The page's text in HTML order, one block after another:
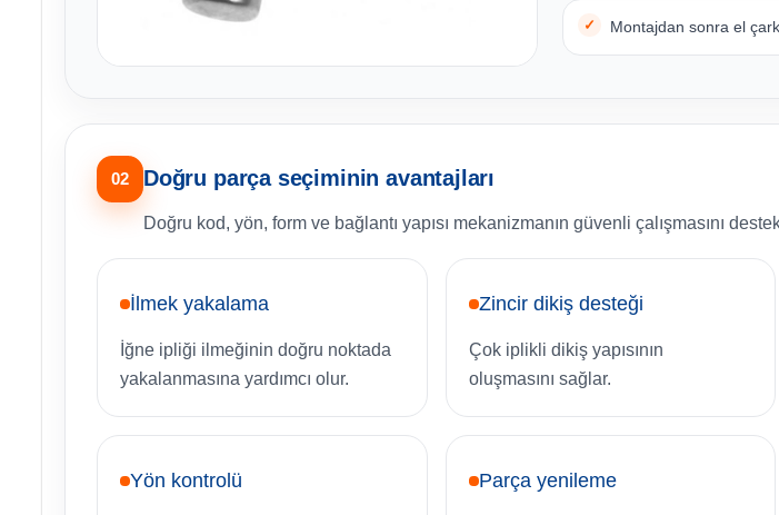
Montajdan sonra el
02 Doğru parça seçiminin avantajları
Doğru kod, yön, form ve bağlantı yapısı mekanizmanın güvenli çalışmasını
İlmek yakalama
İğne ipliği ilmeğinin doğru noktada
yakalanmasına yardımcı olur.
Zincir dikiş desteği
Çok iplikli dikiş yapısının
oluşmasını sağlar.
Yön kontrolü Parça yenileme